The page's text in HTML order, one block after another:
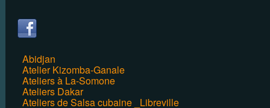
Abidjan
Atelier Kizomba-Ganale
Ateliers à La-Somone
Ateliers Dakar
Ateliers de Salsa cubaine _Libreville